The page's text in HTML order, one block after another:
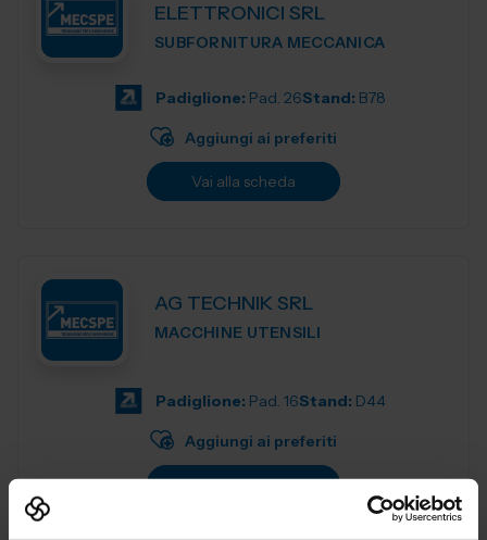
ELETTRONICI SRL
SUBFORNITURA MECCANICA
Padiglione: Pad. 26Stand: B78
Aggiungi ai preferiti
Vai alla scheda
AG TECHNIK SRL
MACCHINE UTENSILI
Padiglione: Pad. 16Stand: D44
Aggiungi ai preferiti
Vai alla scheda